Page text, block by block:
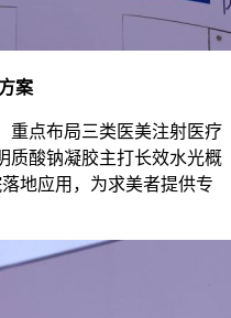
案
重点布局三类医美注射医疗
质酸钠凝胶主打长效水光概
地应用，为求美者提供专